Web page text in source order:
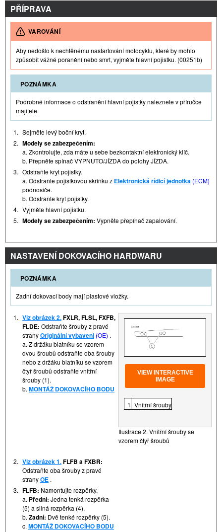
PŘÍPRAVA
VAROVÁNÍ
Aby nedošlo k nechtěnému nastartování motocyklu, které by mohlo
způsobit vážné poranění nebo smrt, vyjměte hlavní pojistku. (00251b)
POZNÁMKA
Podrobné informace o odstranění hlavní pojistky naleznete v příručce
majitele.
1. Sejměte levý boční kryt.
2. Modely se zabezpečením:
a. Zkontrolujte, zda máte u sebe bezkontaktní elektronický klíč.
b. Přepněte spínač VYPNUTO/JÍZDA do polohy JÍZDA.
3. Odstraňte kryt pojistky.
a. Odstraňte pojistkovou skříňku z Elektronická řídicí jednotka (ECM)
podnosiče.
b. Odstraňte kryt pojistky.
4. Vyjměte hlavní pojistku.
5. Modely se zabezpečením: Vypněte přepínač zapalování.
NASTAVENÍ DOKOVACÍHO HARDWARU
POZNÁMKA
Zadní dokovací body mají plastové vložky.
1. Viz obrázek 2.FXLR, FLSL, FXFB,
FLDE: Odstraňte šrouby z pravé
stranyOriginální vybavení(OE) .
a. Z držáku blatníku se vzorem
dvou šroubů odstraňte oba šrouby
nebo z držáku blatníku se vzorem
čtyř šroubů odstraňte vnitřní
šrouby (1).
b. MONTÁŽ DOKOVACÍHO BODU
VIEW INTERACTIVE
IMAGE
1 Vnitřní šrouby
Ilustrace 2. Vnitřní šrouby se
vzorem čtyř šroubů
2. Viz obrázek 1.FLFB a FXBR:
Odstraňte oba šrouby z pravé
stranyOE .
3. FLFB: Namontujte rozpěrky.
a. Přední: Jedna tenká rozpěrka
(5) a silná rozpěrka (4).
b. Zadní: Dvě tenké rozpěrky (5).
c. MONTÁŽ DOKOVACÍHO BODU